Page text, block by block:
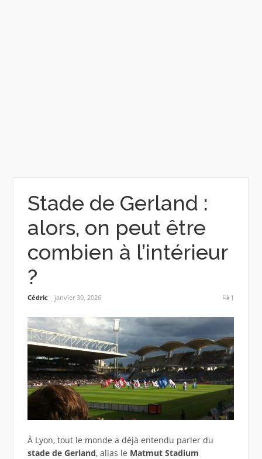
Stade de Gerland :
alors, on peut être
combien à l’intérieur
?
Cédric janvier 30, 2026 1
À Lyon, tout le monde a déjà entendu parler du
stade de Gerland, alias le Matmut Stadium